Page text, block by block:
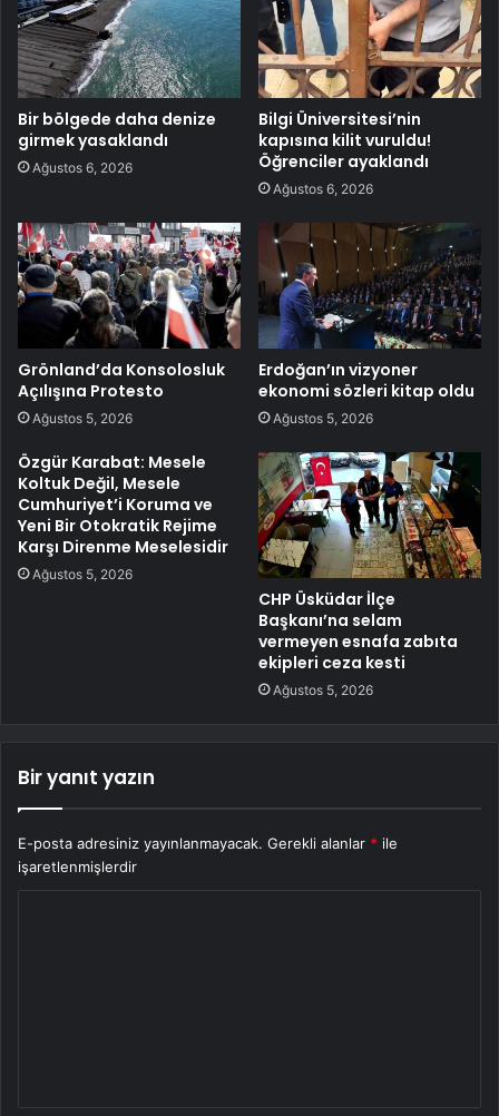
Bir bölgede daha denize
girmek yasaklandı
Ağustos 6, 2026
Bilgi Üniversitesi’nin
kapısına kilit vuruldu!
Öğrenciler ayaklandı
Ağustos 6, 2026
Grönland’da Konsolosluk
Açılışına Protesto
Ağustos 5, 2026
Erdoğan’ın vizyoner
ekonomi sözleri kitap oldu
Ağustos 5, 2026
Özgür Karabat: Mesele
Koltuk Değil, Mesele
Cumhuriyet’i Koruma ve
Yeni Bir Otokratik Rejime
Karşı Direnme Meselesidir
Ağustos 5, 2026
CHP Üsküdar İlçe
Başkanı’na selam
vermeyen esnafa zabıta
ekipleri ceza kesti
Ağustos 5, 2026
Bir yanıt yazın
E-posta adresiniz yayınlanmayacak. Gerekli alanlar * ile
işaretlenmişlerdir